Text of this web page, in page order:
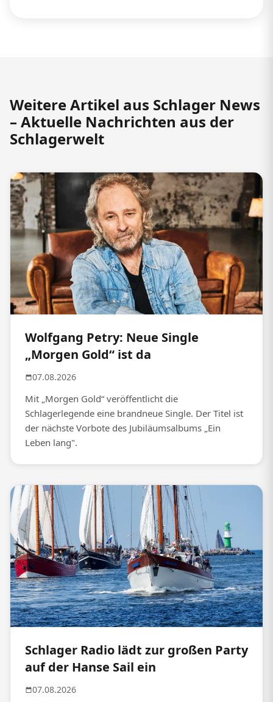
Weitere Artikel aus Schlager News
– Aktuelle Nachrichten aus der
Schlagerwelt
Wolfgang Petry: Neue Single
„Morgen Gold“ ist da
07.08.2026
Mit „Morgen Gold“ veröffentlicht die
Schlagerlegende eine brandneue Single. Der Titel ist
der nächste Vorbote des Jubiläumsalbums „Ein
Leben lang".
Schlager Radio lädt zur großen Party
auf der Hanse Sail ein
07.08.2026